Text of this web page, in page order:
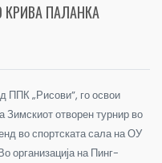
КРИВА ПАЛАНКА
ППК „Рисови”, го освои
Зимскиот отворен турнир во
во спортската сала на ОУ
организација на Пинг-